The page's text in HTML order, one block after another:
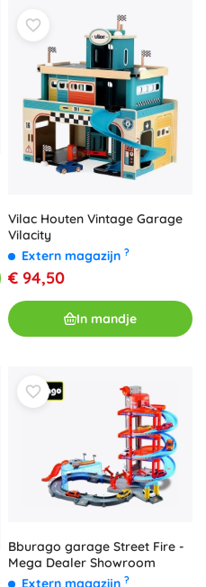
Vilac Houten Vintage Garage
Vilacity
Extern magazijn ?
€ 94,50
In mandje
Bburago garage Street Fire -
Mega Dealer Showroom
Extern magazijn ?